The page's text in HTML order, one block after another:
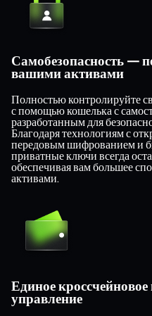
Самобезопасность —
вашими активами
Полностью контролируйте
с помощью кошелька с
разработанным для
Благодаря технологиям с
передовым шифрованием и
приватные ключи всегда
обеспечивая вам большее
активами.
Единое
управление